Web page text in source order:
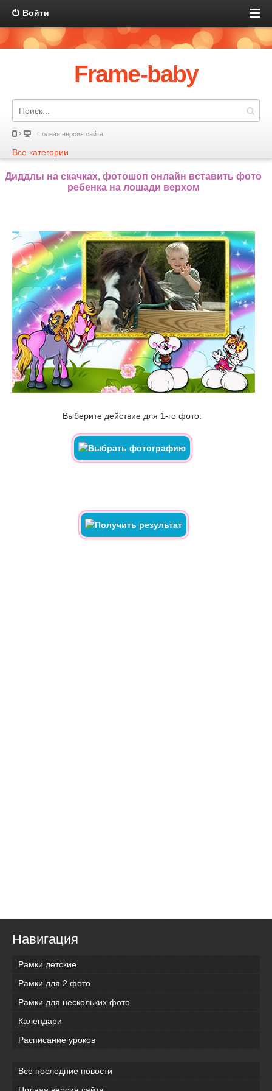
Войти
Frame-baby
Полная версия сайта
Все категории
Диддлы на скачках, фотошоп онлайн вставить фото
ребенка на лошади верхом
Выберите действие для 1-го фото:
Навигация
Рамки детские
Рамки для 2 фото
Рамки для нескольких фото
Календари
Расписание уроков
Все последние новости